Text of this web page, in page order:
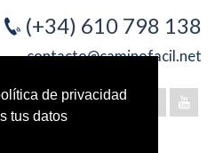
de privacidad
tus datos
(+34) 610 798 138
contacto@caminofacil.net